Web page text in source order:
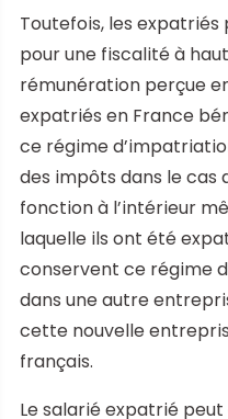
Toutefois, les
pour une fiscalité à
rémunération perçue
expatriés en France
ce régime
des impôts dans le cas
fonction à l’intérieur
laquelle ils ont été
conservent ce régime
dans une autre
cette nouvelle
français.
Le salarié expatrié